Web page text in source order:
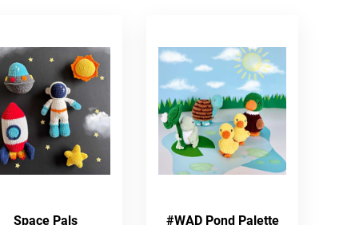
Space Pals
#WAD Pond Palette